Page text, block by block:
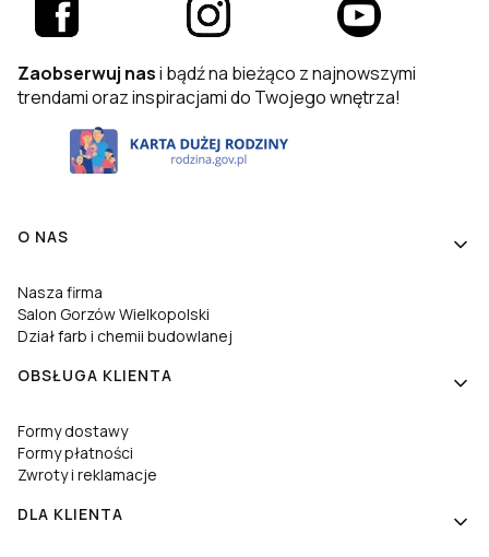
Zaobserwuj nasi bądź na bieżąco z najnowszymi
trendami oraz inspiracjami do Twojego wnętrza!
Linki w stopce
O NAS
Nasza firma
Salon Gorzów Wielkopolski
Dział farb i chemii budowlanej
OBSŁUGA KLIENTA
Formy dostawy
Formy płatności
Zwroty i reklamacje
DLA KLIENTA